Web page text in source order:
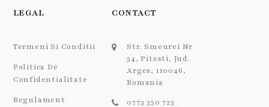
LEGAL
Termeni Si Conditii
Politica De
Confidentialitate
Regulament
CONTACT
Str. Smeurei Nr
54, Pitesti, Jud.
Arges, 110046,
Romania
0773 350 723